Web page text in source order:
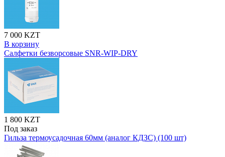
7 000 KZT
В корзину
Салфетки безворсовые SNR-WIP-DRY
1 800 KZT
Под заказ
Гильза термоусадочная 60мм (аналог КДЗС) (100 шт)